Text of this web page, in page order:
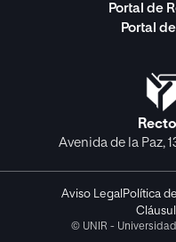
Portal de
Portal
Avenida de la Paz,
Aviso Legal Política
© UNIR -